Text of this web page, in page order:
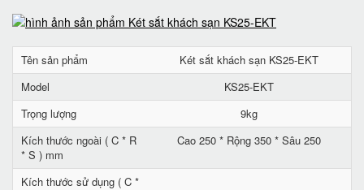
Tên sản phẩm
Két sắt khách sạn KS25-EKT
Model
KS25-EKT
Trọng lượng
9kg
Kích thước ngoài ( C * R
* S ) mm
Cao 250 * Rộng 350 * Sâu 250
Kích thước sử dụng ( C *